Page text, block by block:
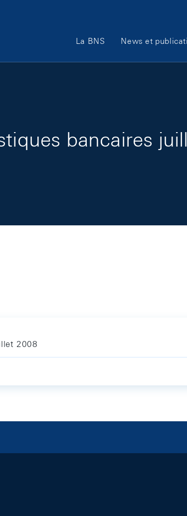
Main Navigation
La BNS News et
bancaires
2008